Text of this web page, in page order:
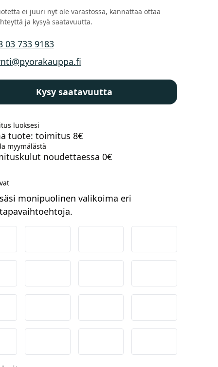
ei juuri nyt ole varastossa, kannattaa ottaa
ja kysyä saatavuutta.
puhelinnumero
03 733 9183
sähköposti
Kysy saatavuutta
luoksesi
tuote: toimitus 8€
myymälästä
noudettaessa 0€
monipuolinen valikoima eri